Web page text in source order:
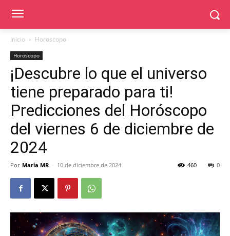
Inicio Horoscopo
Horoscopo
¡Descubre lo que el universo
tiene preparado para ti!
Predicciones del Horóscopo
del viernes 6 de diciembre de
2024
Por María MR - 10 de diciembre de 2024 0
460